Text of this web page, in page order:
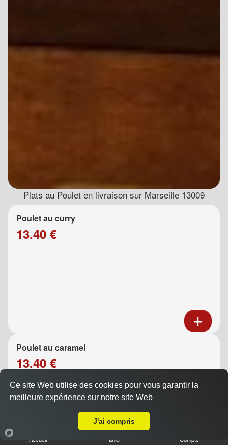
Plats au Poulet en livraison sur Marseille 13009
Poulet au curry
13.40 €
Poulet au caramel
13.40 €
Accueil Panier Compte
Ce site Web utilise des cookies pour vous garantir la
meilleure expérience sur notre site Web
J'ai compris